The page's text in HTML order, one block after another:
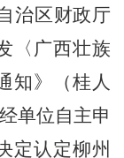
治区财政厅
〈广西壮族
知》（桂人
经单位自主申
定认定柳州